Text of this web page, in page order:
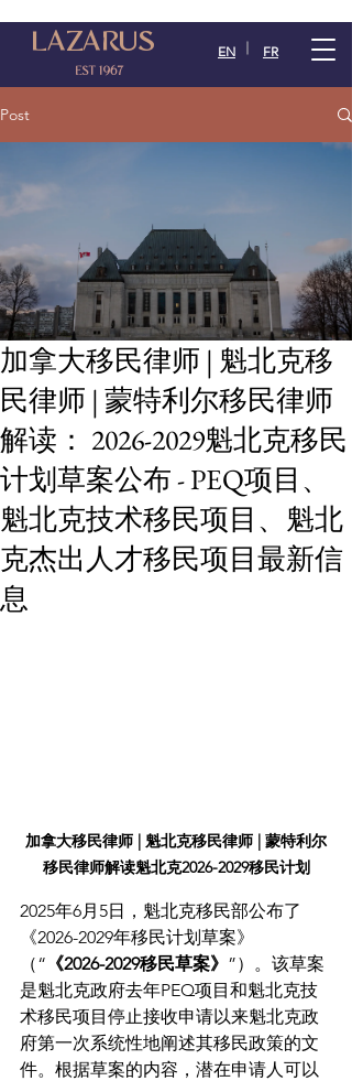
LAZARUS EN
EST 1967
FR
Post
加拿大移民律师 | 魁北克移
民律师 | 蒙特利尔移民律师
解读： 2026-2029魁北克移民
计划草案公布 - PEQ项目、
魁北克技术移民项目、魁北
克杰出人才移民项目最新信
息
加拿大移民律师 | 魁北克移民律师 | 蒙特利尔
移民律师解读魁北克2026-2029移民计划
2025年6月5日，魁北克移民部公布了
《2026-2029年移民计划草案》
（“ 《2026-2029移民草案》 ”）。该草案
是魁北克政府去年PEQ项目和魁北克技
术移民项目停止接收申请以来魁北克政
府第一次系统性地阐述其移民政策的文
件。根据草案的内容，潜在申请人可以